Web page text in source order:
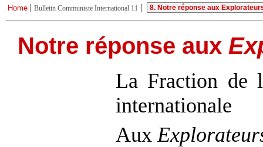
Home | Bulletin Communiste International 11 |
Notre réponse aux
La Fraction de
internationale
Aux